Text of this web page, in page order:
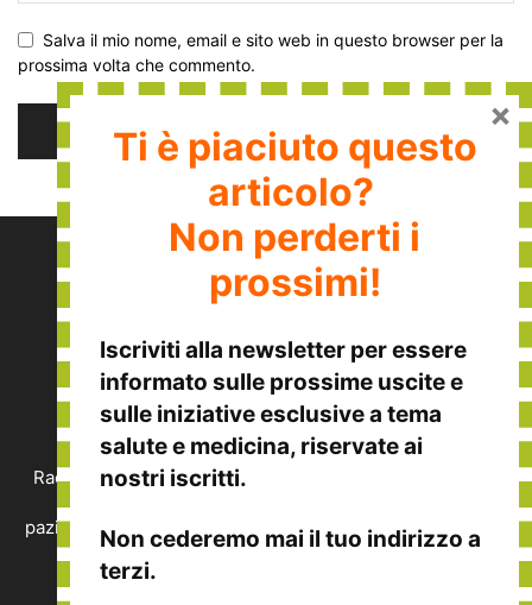
Salva il mio nome, email e sito web in questo browser per la
prossima volta che commento.
CHI SIAMO
Raccontiamo le eccellenze italiane nella medicina, nella
salute e nel benessere, viste dalla prospettiva del
paziente. Vuoi segnalare un'eccellenza o vuoi collaborare
con noi?
Ti è piaciuto questo
articolo?
Non perderti i
prossimi!
Iscriviti alla newsletter per essere
informato sulle prossime uscitee
sulle iniziative esclusivea tema
salute e medicina, riservate ai
nostri iscritti.
Non cederemo mai il tuo indirizzo a
terzi.
×